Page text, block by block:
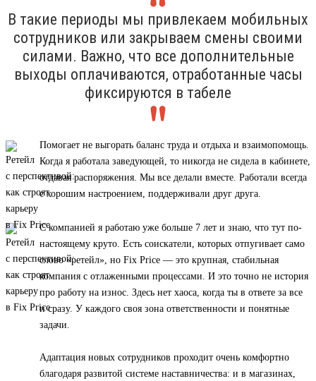
В такие периоды мы привлекаем мобильных
сотрудников или закрываем смены своими
силами. Важно, что все дополнительные
выходы оплачиваются, отработанные часы
фиксируются в табеле
Помогает не выгорать баланс труда и отдыха и взаимопомощь.
Когда я работала заведующей, то никогда не сидела в кабинете,
отдавая распоряжения. Мы все делали вместе. Работали всегда
с хорошим настроением, поддерживали друг друга.
С компанией я работаю уже больше 7 лет и знаю, что тут по-
настоящему круто. Есть соискатели, которых отпугивает само
слово «ретейл», но Fix Price — это крупная, стабильная
компания с отлаженными процессами. И это точно не история
про работу на износ. Здесь нет хаоса, когда ты в ответе за все
и сразу. У каждого своя зона ответственности и понятные
задачи.
Адаптация новых сотрудников проходит очень комфортно
благодаря развитой системе наставничества: и в магазинах,